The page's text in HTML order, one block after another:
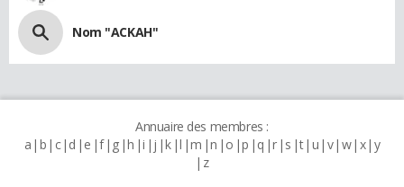
Nom "ACKAH"
Annuaire des membres :
a b c d e f g h i j k l m n o p q r s t u v w x y
z